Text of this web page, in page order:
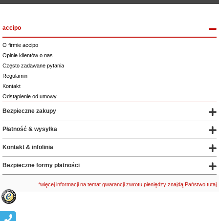
accipo
O firmie accipo
Opinie klientów o nas
Często zadawane pytania
Regulamin
Kontakt
Odstąpienie od umowy
Bezpieczne zakupy
Płatność & wysyłka
Kontakt & infolinia
Bezpieczne formy płatności
*więcej informacji na temat gwarancji zwrotu pieniędzy znajdą Państwo tutaj